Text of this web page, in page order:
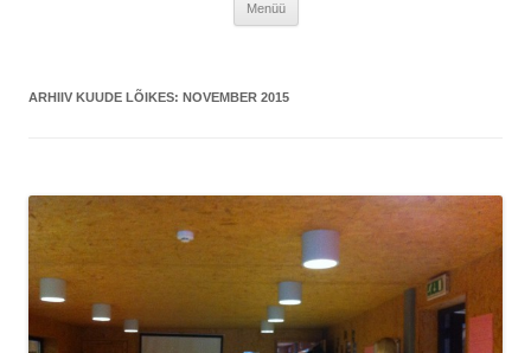
Menüü
ARHIIV KUUDE LÕIKES: NOVEMBER 2015